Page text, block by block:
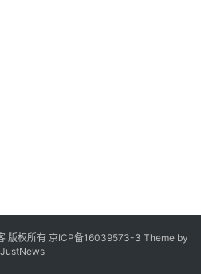
版权所有 京ICP备16039573-3 Theme by
JustNews